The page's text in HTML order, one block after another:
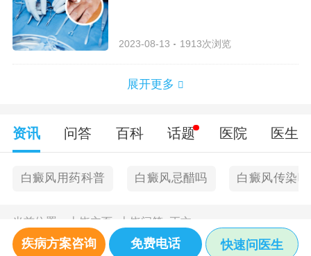
2023-08-13 1913次浏览
展开更多
资讯 问答 百科 话题 医院 医生
白癜风用药科普 白癜风忌醋吗 白癜风传染
当前位置： 上饶主页> 上饶问答> 正文
疾病方案咨询 免费电话 快速问医生